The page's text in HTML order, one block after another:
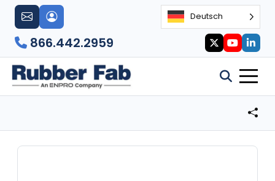
Deutsch
866.442.2959